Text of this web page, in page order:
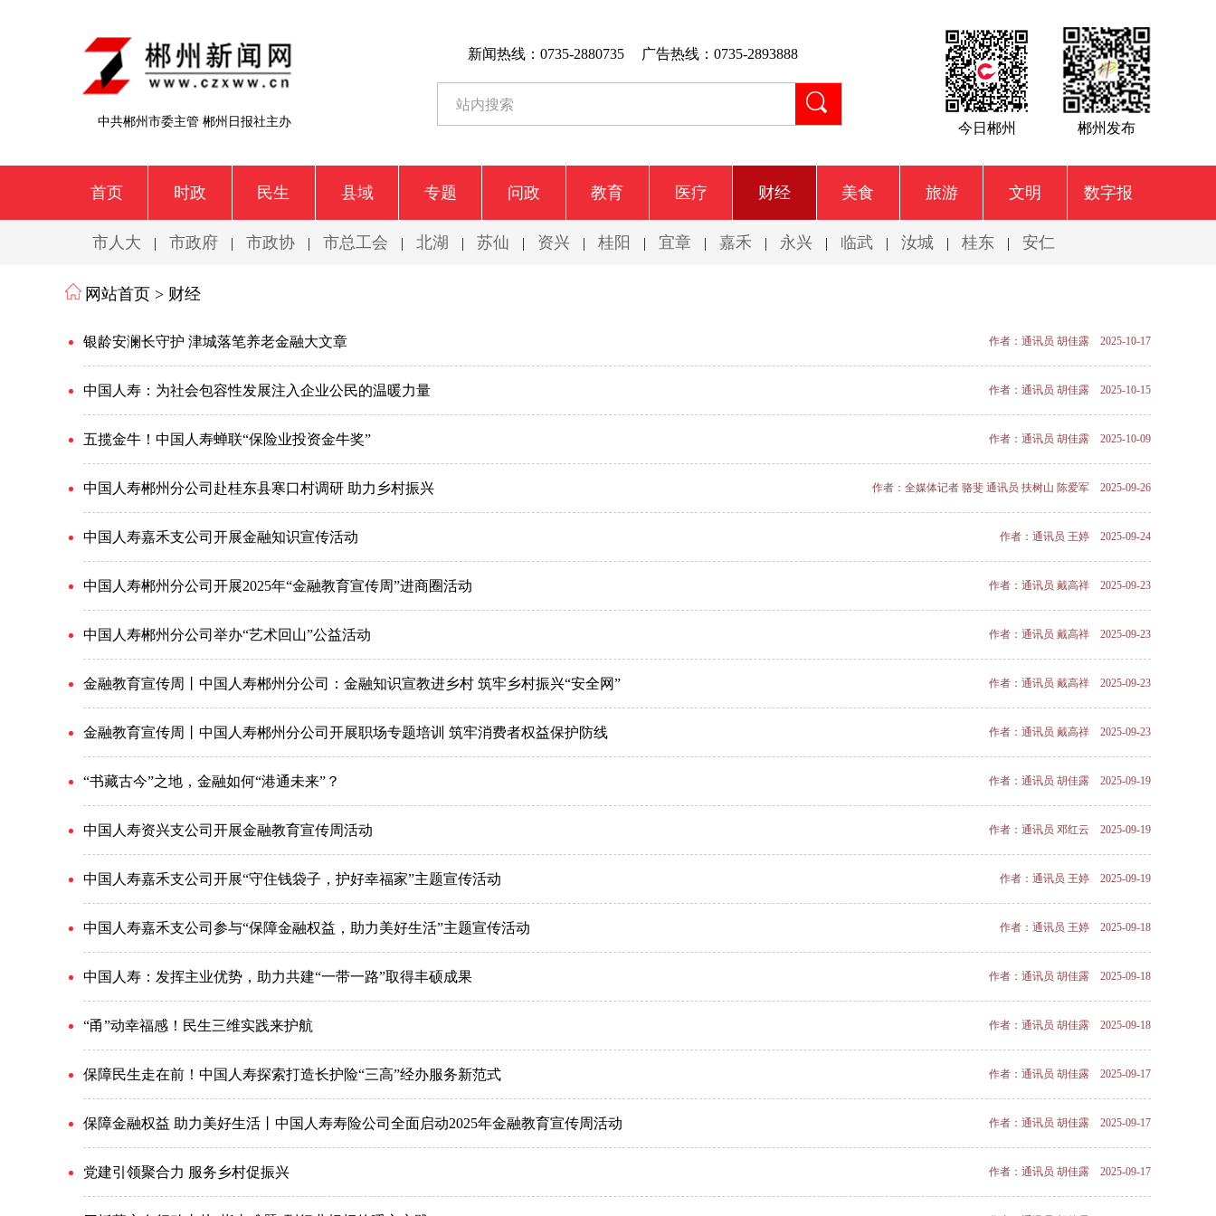
中共郴州市委主管 郴州日报社主办
新闻热线：0735-2880735 广告热线：0735-2893888
今日郴州 郴州发布
首页 时政 民生 县域 专题 问政 教育 医疗 财经 美食 旅游 文明 数字报
市人大 | 市政府 | 市政协 | 市总工会 | 北湖 | 苏仙 | 资兴 | 桂阳 | 宜章 | 嘉禾 | 永兴 | 临武 | 汝城 | 桂东 | 安仁
网站首页 > 财经
银龄安澜长守护 津城落笔养老金融大文章 作者：通讯员 胡佳露 2025-10-17
中国人寿：为社会包容性发展注入企业公民的温暖力量 作者：通讯员 胡佳露 2025-10-15
五揽金牛！中国人寿蝉联“保险业投资金牛奖” 作者：通讯员 胡佳露 2025-10-09
中国人寿郴州分公司赴桂东县寒口村调研 助力乡村振兴 作者：全媒体记者 骆斐 通讯员 扶树山 陈爱军 2025-09-26
中国人寿嘉禾支公司开展金融知识宣传活动 作者：通讯员 王婷 2025-09-24
中国人寿郴州分公司开展2025年“金融教育宣传周”进商圈活动 作者：通讯员 戴高祥 2025-09-23
中国人寿郴州分公司举办“艺术回山”公益活动 作者：通讯员 戴高祥 2025-09-23
金融教育宣传周丨中国人寿郴州分公司：金融知识宣教进乡村 筑牢乡村振兴“安全网” 作者：通讯员 戴高祥 2025-09-23
金融教育宣传周丨中国人寿郴州分公司开展职场专题培训 筑牢消费者权益保护防线 作者：通讯员 戴高祥 2025-09-23
“书藏古今”之地，金融如何“港通未来”？ 作者：通讯员 胡佳露 2025-09-19
中国人寿资兴支公司开展金融教育宣传周活动 作者：通讯员 邓红云 2025-09-19
中国人寿嘉禾支公司开展“守住钱袋子，护好幸福家”主题宣传活动 作者：通讯员 王婷 2025-09-19
中国人寿嘉禾支公司参与“保障金融权益，助力美好生活”主题宣传活动 作者：通讯​员 王婷 2025-09-18
中国人寿：发挥主业优势，助力共建“一带一路”取得丰硕成果 作者：通讯员 胡佳露 2025-09-18
“甬”动幸福感！民生三维实践来护航 作者：通讯员 胡佳露 2025-09-18
保障民生走在前！中国人寿探索打造长护险“三高”经办服务新范式 作者：通讯员 胡佳露 2025-09-17
保障金融权益 助力美好生活丨中国人寿寿险公司全面启动2025年金融教育宣传周活动 作者：通讯员 胡佳露 2025-09-17
党建引领聚合力 服务乡村促振兴 作者：通讯员 胡佳露 2025-09-17